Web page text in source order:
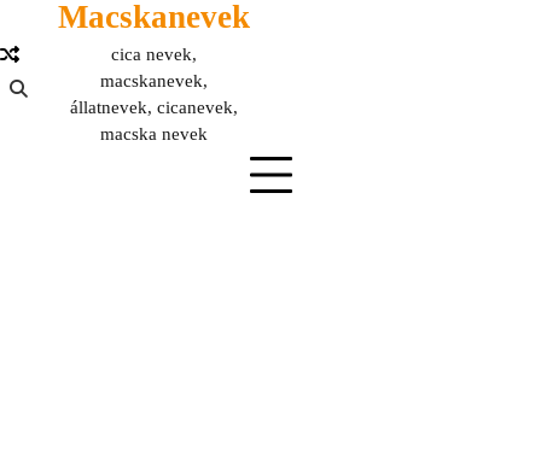
Macskanevek
cica nevek,
macskanevek,
állatnevek, cicanevek,
macska nevek